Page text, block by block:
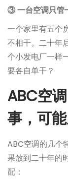
③ 一台空调只管
一个家里有五个
不相干。二十年
个小发电厂一样
要各自单干？
ABC空
事，可
ABC空调的几个
果放到二十年的
配：